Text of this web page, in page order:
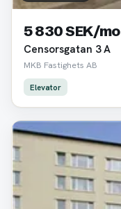
5 830 SEK/mo
Censorsgatan 3 A
MKB Fastighets AB
Elevator